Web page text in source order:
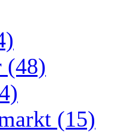
(48)
(15)